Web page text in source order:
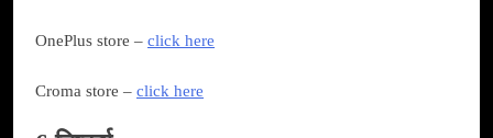
OnePlus store – click here
Croma store – click here